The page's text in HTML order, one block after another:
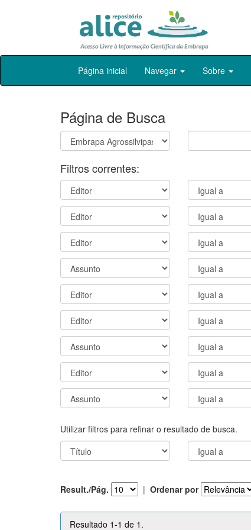
Skip
Página inicial Navegar Sobre
Página de Busca
Filtros correntes:
Utilizar filtros para refinar o resultado de busca.
Result./Pág. | Ordenar por
Resultado 1-1 de 1.